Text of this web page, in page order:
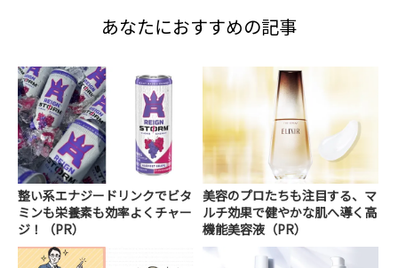
あなたにおすすめの記事
整い系エナジードリンクでビタ
ミンも栄養素も効率よくチャー
ジ！（PR）
美容のプロたちも注目する、マ
ルチ効果で健やかな肌へ導く高
機能美容液（PR）